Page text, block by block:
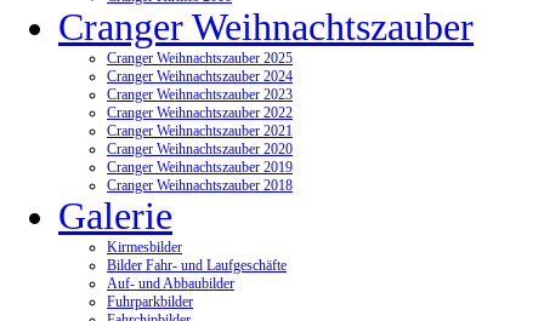
Cranger Weihnachtszauber
Cranger Weihnachtszauber 2025
Cranger Weihnachtszauber 2024
Cranger Weihnachtszauber 2023
Cranger Weihnachtszauber 2022
Cranger Weihnachtszauber 2021
Cranger Weihnachtszauber 2020
Cranger Weihnachtszauber 2019
Cranger Weihnachtszauber 2018
Galerie
Kirmesbilder
Bilder Fahr- und Laufgeschäfte
Auf- und Abbaubilder
Fuhrparkbilder